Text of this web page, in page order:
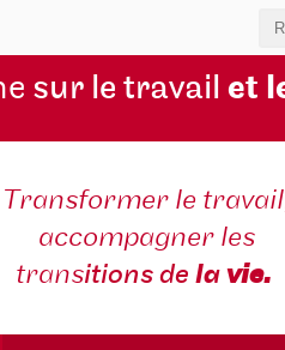
sur le travail et
Transformer le
accompagner les
transitions de lavie.